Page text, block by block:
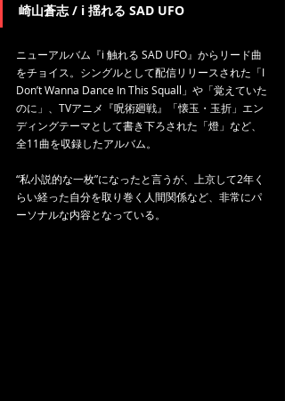
崎山蒼志 / i 揺れる SAD UFO
ニューアルバム『i 触れる SAD UFO』からリード曲
をチョイス。シングルとして配信リリースされた「I
Don’t Wanna Dance In This Squall」や「覚えていた
のに」、TVアニメ『呪術廻戦』「懐玉・玉折」エン
ディングテーマとして書き下ろされた「燈」など、
全11曲を収録したアルバム。
“私小説的な一枚”になったと言うが、上京して2年く
らい経った自分を取り巻く人間関係など、非常にパ
ーソナルな内容となっている。